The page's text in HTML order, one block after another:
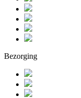
Bezorging